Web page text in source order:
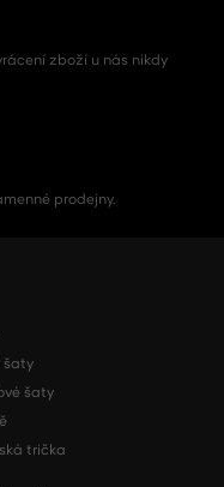
zboží u nás nikdy
prodejny.
šaty
šaty
trička